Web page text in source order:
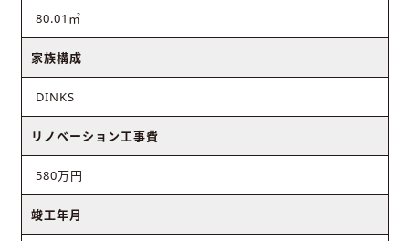
80.01㎡
家族構成
DINKS
リノベーション工事費
580万円
竣工年月